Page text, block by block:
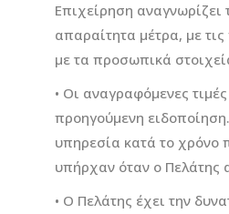
Επιχείρηση
απαραίτητα μέτρα, με
με τα προσωπικά
• Οι αναγραφόμενες
προηγούμενη
υπηρεσία κατά το χρόνο
υπήρχαν όταν ο Πελάτης
• Ο Πελάτης έχει την